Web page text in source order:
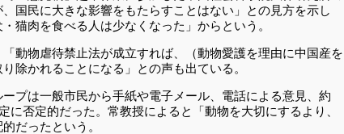
国民に大きな影響をもたらすことはない」との見方を示し
猫肉を食べる人は少なくなった」からという。
動物虐待禁止法が成立すれば、（動物愛護を理由に中国産を
除かれることになる」との声も出ている。
プは一般市民から手紙や電子メール、電話による意見、約
に否定的だった。常教授によると「動物を大切にするより、
だったという。